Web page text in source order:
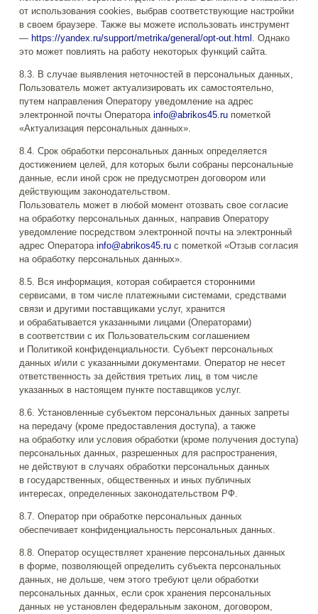
от использования cookies, выбрав соответствующие настройки
в своем браузере. Также вы можете использовать инструмент
— https://yandex.ru/support/metrika/general/opt-out.html . Однако
это может повлиять на работу некоторых функций сайта.
8.3. В случае выявления неточностей в персональных данных,
Пользователь может актуализировать их самостоятельно,
путем направления Оператору уведомление на адрес
электронной почты Оператора info@abrikos45.ru пометкой
«Актуализация персональных данных».
8.4. Срок обработки персональных данных определяется
достижением целей, для которых были собраны персональные
данные, если иной срок не предусмотрен договором или
действующим законодательством.
Пользователь может в любой момент отозвать свое согласие
на обработку персональных данных, направив Оператору
уведомление посредством электронной почты на электронный
адрес Оператора info@abrikos45.ru с пометкой «Отзыв согласия
на обработку персональных данных».
8.5. Вся информация, которая собирается сторонними
сервисами, в том числе платежными системами, средствами
связи и другими поставщиками услуг, хранится
и обрабатывается указанными лицами (Операторами)
в соответствии с их Пользовательским соглашением
и Политикой конфиденциальности. Субъект персональных
данных и/или с указанными документами. Оператор не несет
ответственность за действия третьих лиц, в том числе
указанных в настоящем пункте поставщиков услуг.
8.6. Установленные субъектом персональных данных запреты
на передачу (кроме предоставления доступа), а также
на обработку или условия обработки (кроме получения доступа)
персональных данных, разрешенных для распространения,
не действуют в случаях обработки персональных данных
в государственных, общественных и иных публичных
интересах, определенных законодательством РФ.
8.7. Оператор при обработке персональных данных
обеспечивает конфиденциальность персональных данных.
8.8. Оператор осуществляет хранение персональных данных
в форме, позволяющей определить субъекта персональных
данных, не дольше, чем этого требуют цели обработки
персональных данных, если срок хранения персональных
данных не установлен федеральным законом, договором,